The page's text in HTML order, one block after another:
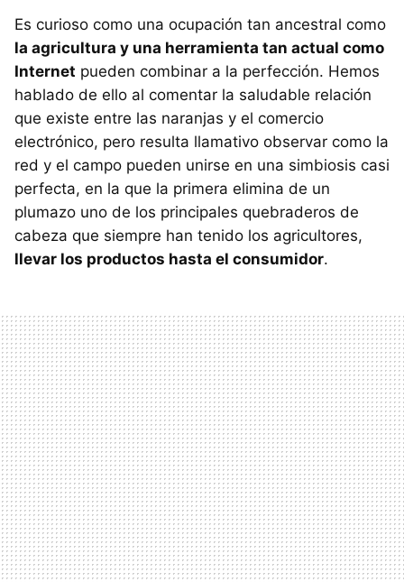
Es curioso como una ocupación tan ancestral como
la agricultura y una herramienta tan actual como
Internet pueden combinar a la perfección. Hemos
hablado de ello al comentar la saludable relación
que existe entre las naranjas y el comercio
electrónico, pero resulta llamativo observar como la
red y el campo pueden unirse en una simbiosis casi
perfecta, en la que la primera elimina de un
plumazo uno de los principales quebraderos de
cabeza que siempre han tenido los agricultores,
llevar los productos hasta el consumidor.